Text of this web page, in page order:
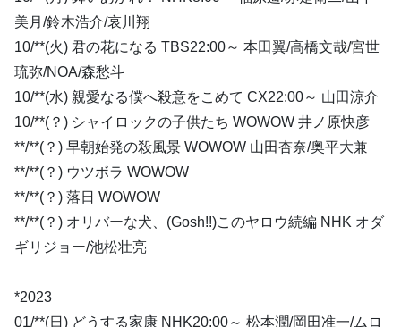
美月/鈴木浩介/哀川翔
10/**(火) 君の花になる TBS22:00～ 本田翼/高橋文哉/宮世
琉弥/NOA/森愁斗
10/**(水) 親愛なる僕へ殺意をこめて CX22:00～ 山田涼介
10/**(？) シャイロックの子供たち WOWOW 井ノ原快彦
**/**(？) 早朝始発の殺風景 WOWOW 山田杏奈/奥平大兼
**/**(？) ウツボラ WOWOW
**/**(？) 落日 WOWOW
**/**(？) オリバーな犬、(Gosh!!)このヤロウ続編 NHK オダ
ギリジョー/池松壮亮
*2023
01/**(日) どうする家康 NHK20:00～ 松本潤/岡田准一/ムロ